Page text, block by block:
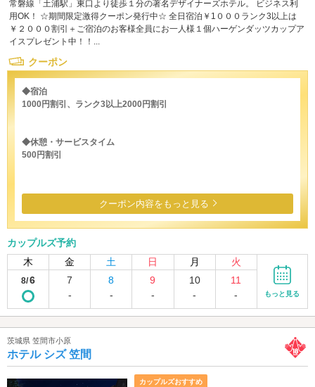
常磐線「土浦駅」東口より徒歩１分の著名デザイナーズホテル。 ビジネス利
用OK！ ☆期間限定激得クーポン発行中☆ 全日宿泊￥1０００ランク3以上は
￥２０００割引＋ご宿泊のお客様全員にお一人様１個ハーゲンダッツカップア
イスプレゼント中！！...
クーポン
◆宿泊
1000円割引、ランク3以上2000円割引
◆休憩・サービスタイム
500円割引
クーポン内容をもっと見る
カップルズ予約
木
金 土 日 月 火
8/6
7
-
8
-
9
-
10
-
11
-
もっと見る
茨城県 笠間市小原
ホテル シズ 笠間
カップルズおすすめ